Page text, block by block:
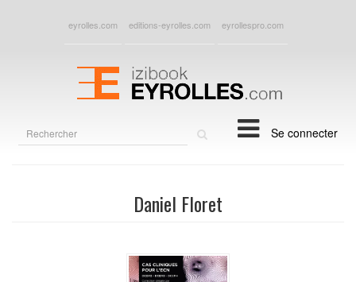
eyrolles.com editions-eyrolles.com eyrollespro.com
Se connecter
Daniel Floret